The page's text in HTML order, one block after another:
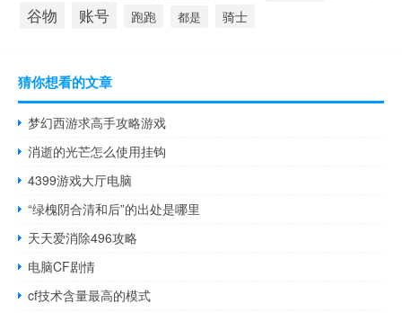
谷物 账号 跑跑 都是 骑士
猜你想看的文章
梦幻西游求高手攻略游戏
消逝的光芒怎么使用挂钩
4399游戏大厅电脑
“绿槐阴合清和后”的出处是哪里
天天爱消除496攻略
电脑CF剧情
cf技术含量最高的模式